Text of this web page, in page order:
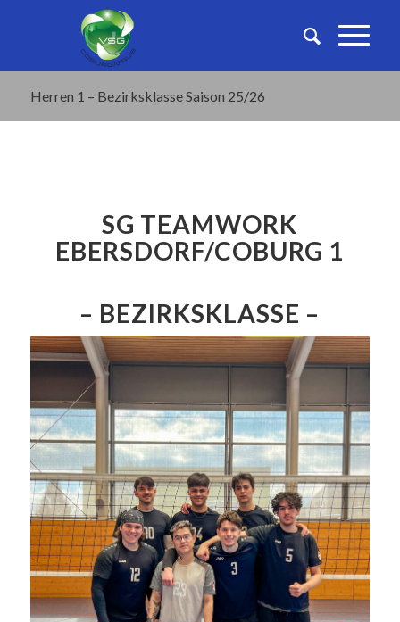
Herren 1 – Bezirksklasse Saison 25/26
SG TEAMWORK
EBERSDORF/COBURG 1
– BEZIRKSKLASSE –